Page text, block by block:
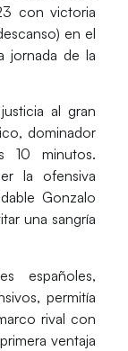
con victoria
en el
jornada de la
al gran
dominador
10 minutos.
la ofensiva
Gonzalo
una sangría
españoles,
permitía
rival con
ventaja